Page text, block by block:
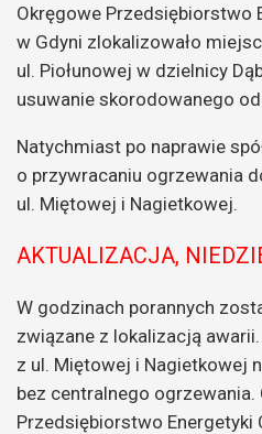
Okręgowe Przedsiębiorstwo
w Gdyni zlokalizowało
ul. Piołunowej w dzielnicy
usuwanie skorodowanego
Natychmiast po naprawie
o przywracaniu ogrzewania
ul. Miętowej i Nagietkowej.
AKTUALIZACJA,
W godzinach porannych
związane z lokalizacją
z ul. Miętowej i Nagietkowej
bez centralnego ogrzewania.
Przedsiębiorstwo Energetyki